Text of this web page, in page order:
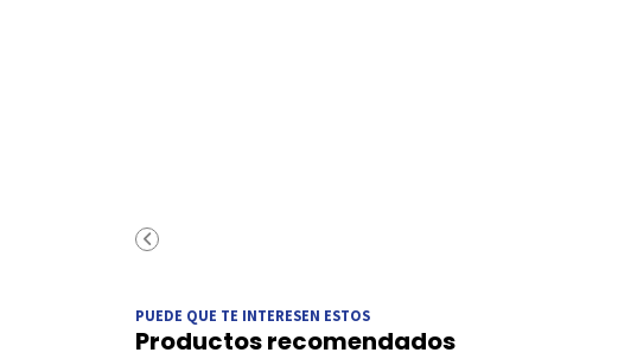
PUEDE QUE TE INTERESEN ESTOS
Productos recomendados